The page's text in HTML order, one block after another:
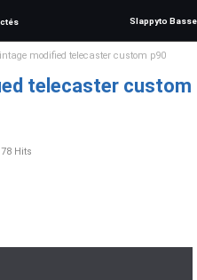
Slappyto Basse
modified telecaster custom p90
telecaster custom
Hits